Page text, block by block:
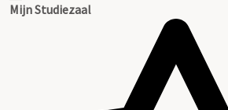
Mijn Studiezaal